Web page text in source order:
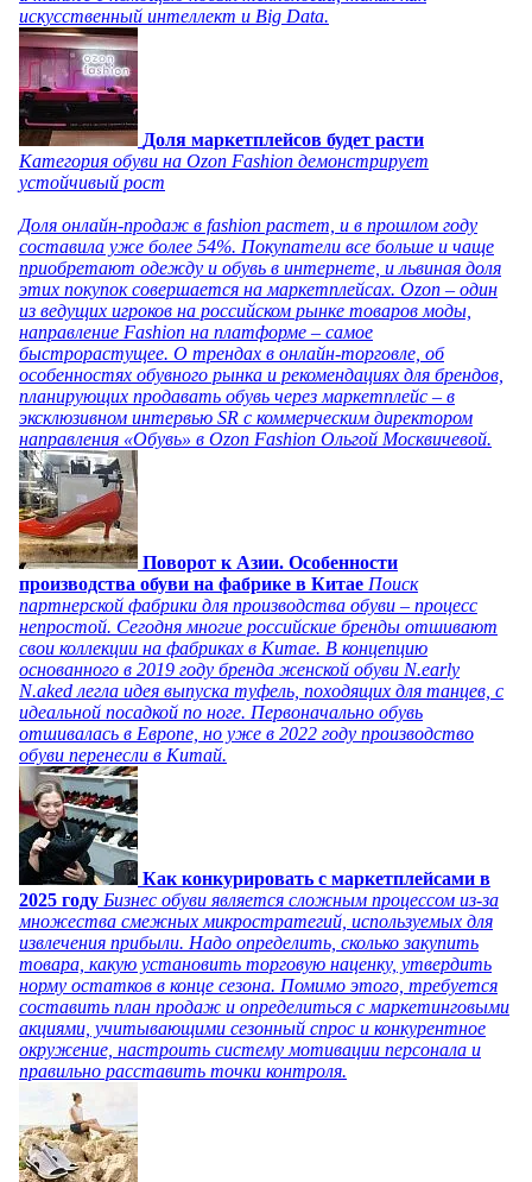
искусственный интеллект и Big Data.
Доля маркетплейсов будет расти
Категория обуви на Ozon Fashion демонстрирует
устойчивый рост
Доля онлайн-продаж в fashion растет, и в прошлом году
составила уже более 54%. Покупатели все больше и чаще
приобретают одежду и обувь в интернете, и львиная доля
этих покупок совершается на маркетплейсах. Ozon – один
из ведущих игроков на российском рынке товаров моды,
направление Fashion на платформе – самое
быстрорастущее. О трендах в онлайн-торговле, об
особенностях обувного рынка и рекомендациях для брендов,
планирующих продавать обувь через маркетплейс – в
эксклюзивном интервью SR с коммерческим директором
направления «Обувь» в Ozon Fashion Ольгой Москвичевой.
Поворот к Азии. Особенности
производства обуви на фабрике в Китае Поиск
партнерской фабрики для производства обуви – процесс
непростой. Сегодня многие российские бренды отшивают
свои коллекции на фабриках в Китае. В концепцию
основанного в 2019 году бренда женской обуви N.early
N.aked легла идея выпуска туфель, походящих для танцев, с
идеальной посадкой по ноге. Первоначально обувь
отшивалась в Европе, но уже в 2022 году производство
обуви перенесли в Китай.
Как конкурировать с маркетплейсами в
2025 году Бизнес обуви является сложным процессом из-за
множества смежных микростратегий, используемых для
извлечения прибыли. Надо определить, сколько закупить
товара, какую установить торговую наценку, утвердить
норму остатков в конце сезона. Помимо этого, требуется
составить план продаж и определиться с маркетинговыми
акциями, учитывающими сезонный спрос и конкурентное
окружение, настроить систему мотивации персонала и
правильно расставить точки контроля.